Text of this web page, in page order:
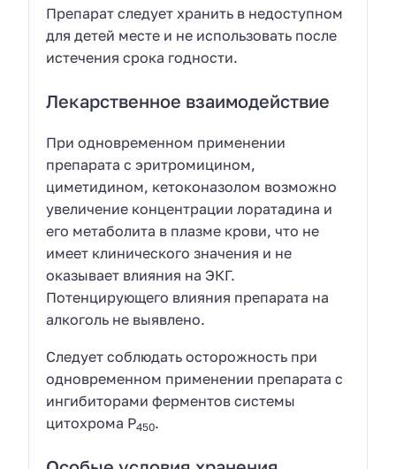
Препарат следует хранить в недоступном
для детей месте и не использовать после
истечения срока годности.
Лекарственное взаимодействие
При одновременном применении
препарата с эритромицином,
циметидином, кетоконазолом возможно
увеличение концентрации лоратадина и
его метаболита в плазме крови, что не
имеет клинического значения и не
оказывает влияния на ЭКГ.
Потенцирующего влияния препарата на
алкоголь не выявлено.
Следует соблюдать осторожность при
одновременном применении препарата с
ингибиторами ферментов системы
цитохрома Р450.